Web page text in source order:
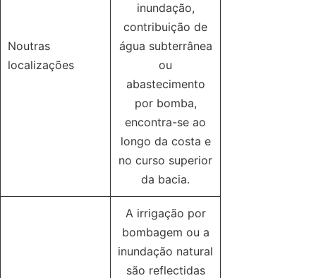
Noutras
localizações
inundação,
contribuição de
água subterrânea
ou
abastecimento
por bomba,
encontra-se ao
longo da costa e
no curso superior
da bacia.
A irrigação por
bombagem ou a
inundação natural
são reflectidas